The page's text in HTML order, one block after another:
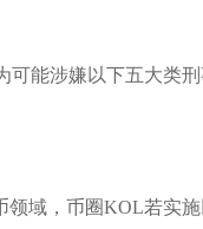
能涉嫌以下五大类
域，币圈KOL若实